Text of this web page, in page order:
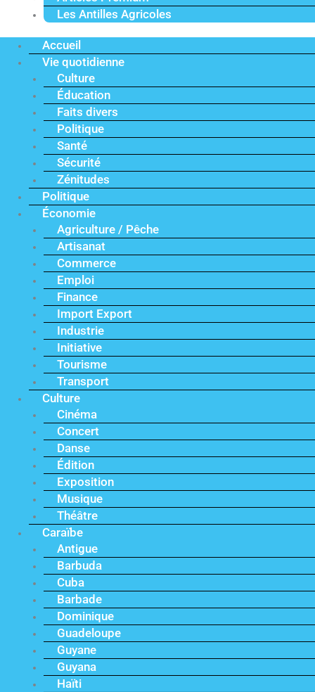
Les Antilles Agricoles
Accueil
Vie quotidienne
Culture
Éducation
Faits divers
Politique
Santé
Sécurité
Zénitudes
Politique
Économie
Agriculture / Pêche
Artisanat
Commerce
Emploi
Finance
Import Export
Industrie
Initiative
Tourisme
Transport
Culture
Cinéma
Concert
Danse
Édition
Exposition
Musique
Théâtre
Caraïbe
Antigue
Barbuda
Cuba
Barbade
Dominique
Guadeloupe
Guyane
Guyana
Haïti